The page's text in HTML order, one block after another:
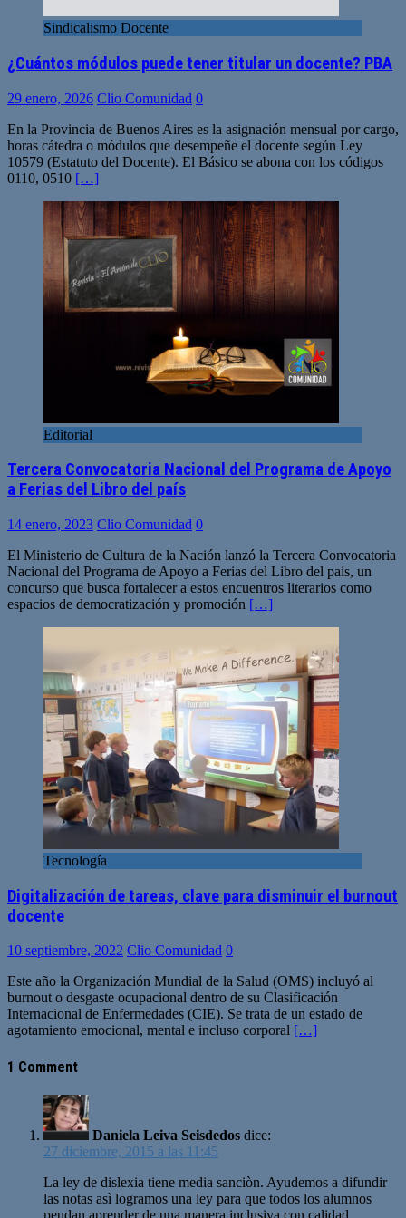
Sindicalismo Docente
¿Cuántos módulos puede tener titular un docente? PBA
29 enero, 2026 Clio Comunidad 0
En la Provincia de Buenos Aires es la asignación mensual por cargo,
horas cátedra o módulos que desempeñe el docente según Ley
10579 (Estatuto del Docente). El Básico se abona con los códigos
0110, 0510 […]
Editorial
Tercera Convocatoria Nacional del Programa de Apoyo
a Ferias del Libro del país
14 enero, 2023 Clio Comunidad 0
El Ministerio de Cultura de la Nación lanzó la Tercera Convocatoria
Nacional del Programa de Apoyo a Ferias del Libro del país, un
concurso que busca fortalecer a estos encuentros literarios como
espacios de democratización y promoción […]
Tecnología
Digitalización de tareas, clave para disminuir el burnout
docente
10 septiembre, 2022 Clio Comunidad 0
Este año la Organización Mundial de la Salud (OMS) incluyó al
burnout o desgaste ocupacional dentro de su Clasificación
Internacional de Enfermedades (CIE). Se trata de un estado de
agotamiento emocional, mental e incluso corporal […]
1 Comment
Daniela Leiva Seisdedos dice:
27 diciembre, 2015 a las 11:45
La ley de dislexia tiene media sanciòn. Ayudemos a difundir
las notas asì logramos una ley para que todos los alumnos
peudan aprender de una manera inclusiva con calidad.